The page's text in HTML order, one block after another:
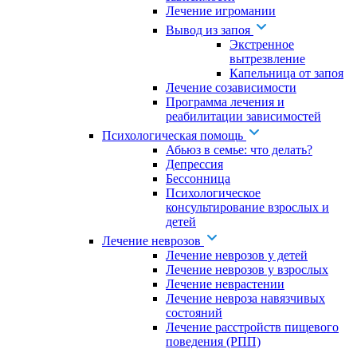
Лечение игромании
Вывод из запоя
Экстренное
вытрезвление
Капельница от запоя
Лечение созависимости
Программа лечения и
реабилитации зависимостей
Психологическая помощь
Абьюз в семье: что делать?
Депрессия
Бессонница
Психологическое
консультирование взрослых и
детей
Лечение неврозов
Лечение неврозов у детей
Лечение неврозов у взрослых
Лечение неврастении
Лечение невроза навязчивых
состояний
Лечение расстройств пищевого
поведения (РПП)